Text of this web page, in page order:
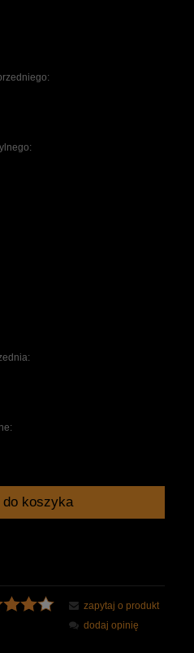
do koszyka
zapytaj o produkt
dodaj opinię